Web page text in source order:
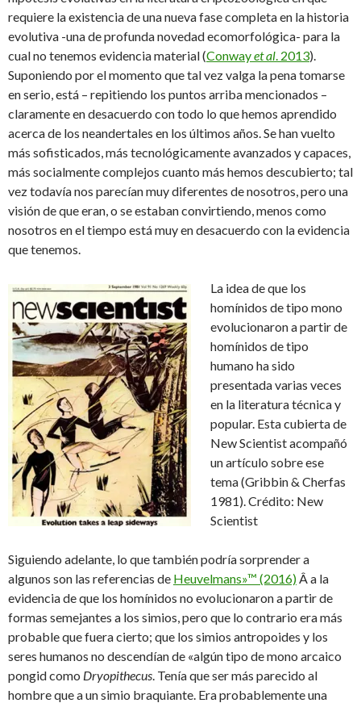
requiere la existencia de una nueva fase completa en la historia
evolutiva -una de profunda novedad ecomorfológica- para la
cual no tenemos evidencia material (Conwayet al. 2013).
Suponiendo por el momento que tal vez valga la pena tomarse
en serio, está – repitiendo los puntos arriba mencionados –
claramente en desacuerdo con todo lo que hemos aprendido
acerca de los neandertales en los últimos años. Se han vuelto
más sofisticados, más tecnológicamente avanzados y capaces,
más socialmente complejos cuanto más hemos descubierto; tal
vez todavía nos parecían muy diferentes de nosotros, pero una
visión de que eran, o se estaban convirtiendo, menos como
nosotros en el tiempo está muy en desacuerdo con la evidencia
que tenemos.
La idea de que los
homínidos de tipo mono
evolucionaron a partir de
homínidos de tipo
humano ha sido
presentada varias veces
en la literatura técnica y
popular. Esta cubierta de
New Scientist acompañó
un artículo sobre ese
tema (Gribbin & Cherfas
1981). Crédito: New
Scientist
Siguiendo adelante, lo que también podría sorprender a
algunos son las referencias de Heuvelmans»™ (2016)Â a la
evidencia de que los homínidos no evolucionaron a partir de
formas semejantes a los simios, pero que lo contrario era más
probable que fuera cierto; que los simios antropoides y los
seres humanos no descendían de «algún tipo de mono arcaico
pongid como Dryopithecus. Tenía que ser más parecido al
hombre que a un simio braquiante. Era probablemente una